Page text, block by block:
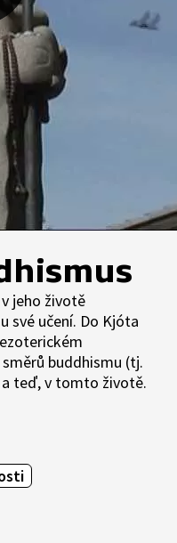
jeho životě
své učení. Do Kjóta
buddhismu (tj.
a teď, v tomto životě.